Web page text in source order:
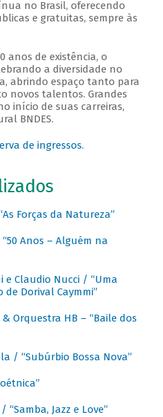
no Brasil, oferecendo
e gratuitas, sempre às
anos de existência, o
a diversidade no
abrindo espaço tanto para
novos talentos. Grandes
início de suas carreiras,
BNDES.
de ingressos.
Forças da Natureza”
Anos – Alguém na
e Claudio Nucci / “Uma
Dorival Caymmi”
Orquestra HB – “Baile dos
/ “Subúrbio Bossa Nova”
“Samba, Jazz e Love”